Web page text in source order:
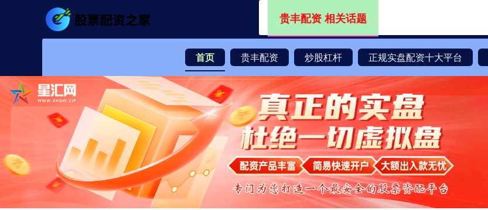
首页 贵丰配资 炒股杠杆 正规实盘配资十大平台
贵丰配资 相关话题